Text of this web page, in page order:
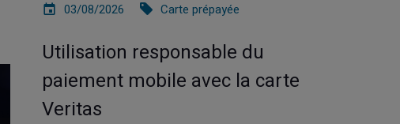
03/08/2026 Carte prépayée
Utilisation responsable du
paiement mobile avec la carte
Veritas